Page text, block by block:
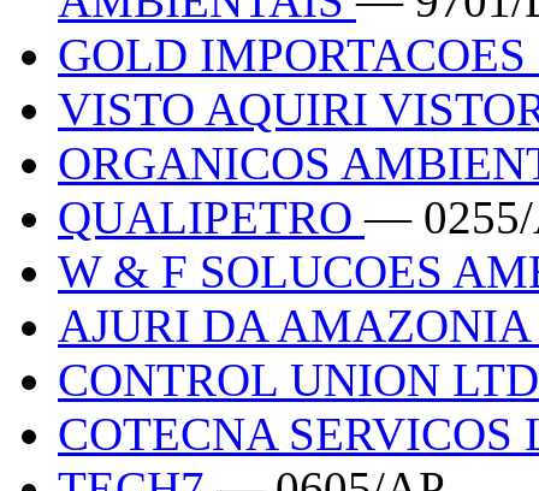
GOLD
VISTO AQUIRI
ORGANICOS
QUALIPETRO—
W & F SOLUCOES
AJURI DA
CONTROL UNION
COTECNA SERVICOS